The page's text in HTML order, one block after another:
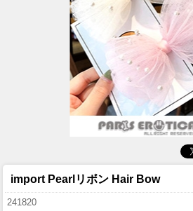
import Pearlリボン Hair Bow
241820